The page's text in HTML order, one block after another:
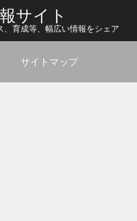
サイト
育成等、幅広い情報をシェア
サイトマップ